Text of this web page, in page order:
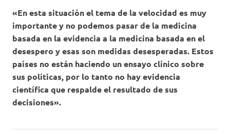
«En esta situación el tema de la velocidad es muy
importante y no podemos pasar de la medicina
basada en la evidencia a la medicina basada en el
desespero y esas son medidas desesperadas. Estos
países no están haciendo un ensayo clínico sobre
sus políticas, por lo tanto no hay evidencia
científica que respalde el resultado de sus
decisiones».